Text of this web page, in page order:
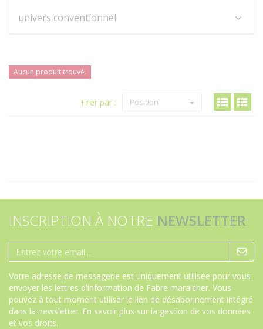
univers conventionnel
Aucun produit trouvé.
Trier par : Position
INSCRIPTION À NOTRE NEWSLETTER
Votre adresse de messagerie est uniquement utilisée pour vous
envoyer les lettres d'information de Fabre maraicher. Vous
pouvez à tout moment utiliser le lien de désabonnement intégré
dans la newsletter. En savoir plus sur la gestion de vos données
et vos droits.